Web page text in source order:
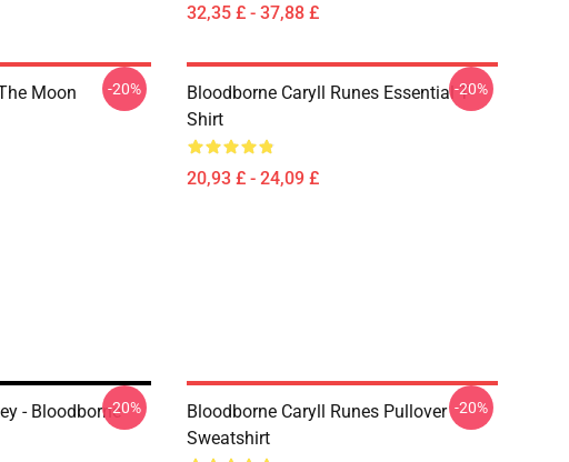
32,35 £ - 37,88 £
Moon
-20%
Bloodborne Caryll Runes Essential T-
Shirt
20,93 £ - 24,09 £
-20%
- Bloodborne-20%
Bloodborne Caryll Runes Pullover
Sweatshirt
-20%